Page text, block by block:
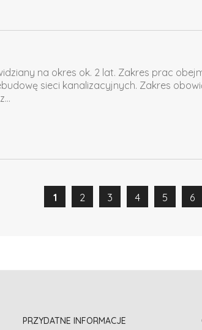
na okres ok. 2 lat. Zakres prac
sieci kanalizacyjnych. Zakres
1 2 3 4 5 6
PRZYDATNE INFORMACJE